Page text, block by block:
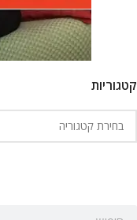
קטגוריות